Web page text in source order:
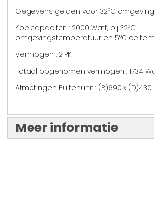
Gegevens gelden voor 32°C
Koelcapaciteit : 2000 Watt, bij 32°C
omgevingstemperatuur en 5°C
Vermogen : 2 PK
Totaal opgenomen vermogen : 1734
Afmetingen Buitenunit : (B)690 x (D)430
Meer informatie